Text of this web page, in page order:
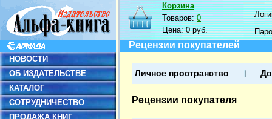
НОВОСТИ
ОБ ИЗДАТЕЛЬСТВЕ
КАТАЛОГ
СОТРУДНИЧЕСТВО
ПРОДАЖА КНИГ
Корзина
Товаров:0
Цена:0 руб.
Рецензии покупателей
Личное пространство
Рецензии покупателя